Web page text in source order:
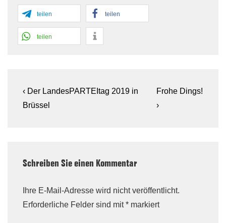
teilen teilen
teilen
Beitragsnavigation
Previous
Post
‹ Der LandesPARTEI tag 2019 in
Brüssel
Next
Post
Frohe Dings!
›
Schreiben Sie einen Kommentar
Ihre E-Mail-Adresse wird nicht veröffentlicht.
Erforderliche Felder sind mit* markiert